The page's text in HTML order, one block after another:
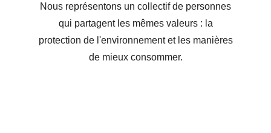
Nous représentons un collectif de personnes
qui partagent les mêmes valeurs : la
protection de l'environnement et les manières
de mieux consommer.